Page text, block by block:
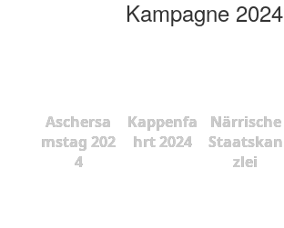
Kampagne 2024
Aschersa
mstag 202
4
Kappenfa
hrt 2024
Närrische
Staatskan
zlei